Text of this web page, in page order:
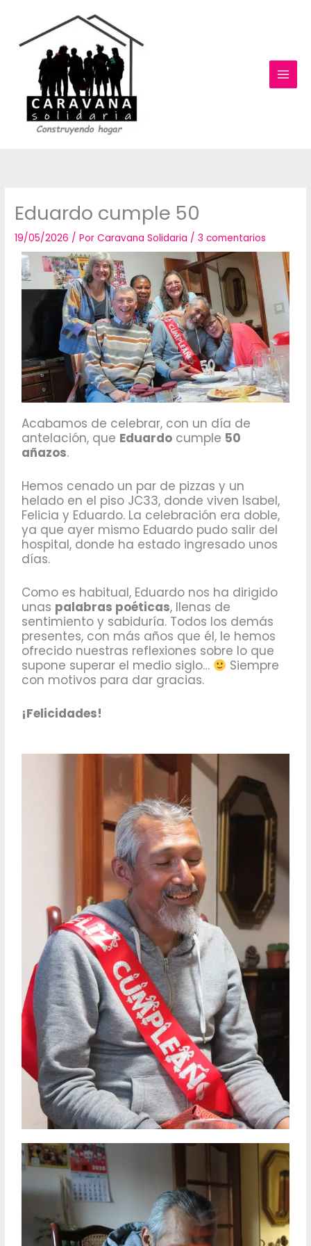
contenido
Eduardo cumple 50
19/05/2026 / PorCaravana Solidaria /3 comentarios
Acabamos de celebrar, con un día de
antelación, que Eduardo cumple 50
añazos.
Hemos cenado un par de pizzas y un
helado en el piso JC33, donde viven Isabel,
Felicia y Eduardo. La celebración era doble,
ya que ayer mismo Eduardo pudo salir del
hospital, donde ha estado ingresado unos
días.
Como es habitual, Eduardo nos ha dirigido
unas palabras poéticas, llenas de
sentimiento y sabiduría. Todos los demás
presentes, con más años que él, le hemos
ofrecido nuestras reflexiones sobre lo que
supone superar el medio siglo…
Siempre
con motivos para dar gracias.
¡Felicidades!